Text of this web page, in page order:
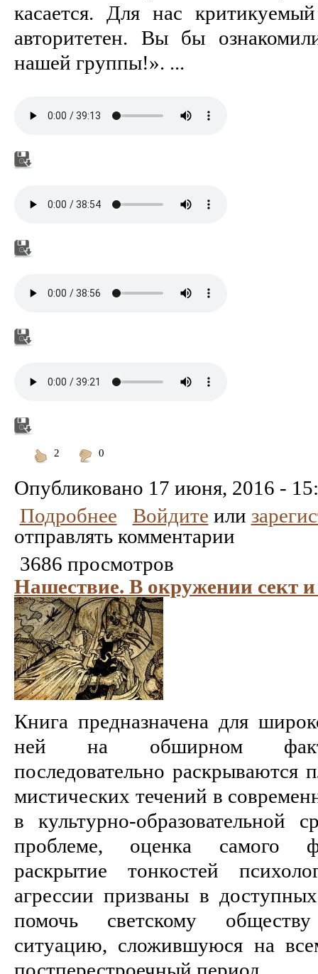
касается. Для нас
авторитетен. Вы бы
нашей группы!». ...
2
0
Опубликовано 17 июня, 2016 -
Подробнее
Войдите или
отправлять комментарии
3686 просмотров
Нашествие. В окружении сект
Книга предназначена для
ней на обширном
последовательно раскрываются
мистических течений в
в культурно-образовательной
проблеме, оценка самого
раскрытие тонкостей
агрессии призваны в
помочь светскому
ситуацию, сложившуюся на